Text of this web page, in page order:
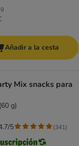
Añadir a la cesta
Mix snacks para
g)
5 (341)